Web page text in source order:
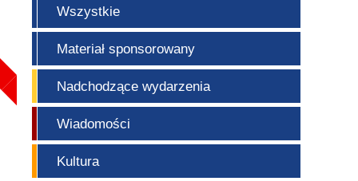
Wszystkie
Materiał sponsorowany
Nadchodzące wydarzenia
Wiadomości
Kultura